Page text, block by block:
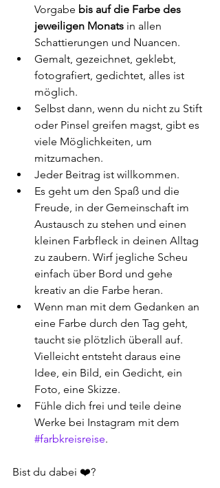
Vorgabe bis auf die Farbe des
jeweiligen Monats in allen
Schattierungen und Nuancen.
Gemalt, gezeichnet, geklebt,
fotografiert, gedichtet, alles ist
möglich.
Selbst dann, wenn du nicht zu Stift
oder Pinsel greifen magst, gibt es
viele Möglichkeiten, um
mitzumachen.
Jeder Beitrag ist willkommen.
Es geht um den Spaß und die
Freude, in der Gemeinschaft im
Austausch zu stehen und einen
kleinen Farbfleck in deinen Alltag
zu zaubern. Wirf jegliche Scheu
einfach über Bord und gehe
kreativ an die Farbe heran.
Wenn man mit dem Gedanken an
eine Farbe durch den Tag geht,
taucht sie plötzlich überall auf.
Vielleicht entsteht daraus eine
Idee, ein Bild, ein Gedicht, ein
Foto, eine Skizze.
Fühle dich frei und teile deine
Werke bei Instagram mit dem
#farbkreisreise.
Bist du dabei ❤️?